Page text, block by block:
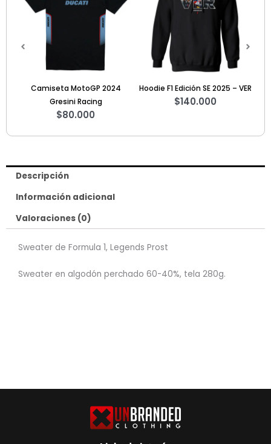
Camiseta MotoGP 2024
Gresini Racing
80.000
Hoodie F1 Edición SE 2025 – VER
140.000
Descripción
Información adicional
Valoraciones (0)
Sweater de Formula 1, Legends Prost
Sweater en algodón perchado 60-40%, tela 280g.